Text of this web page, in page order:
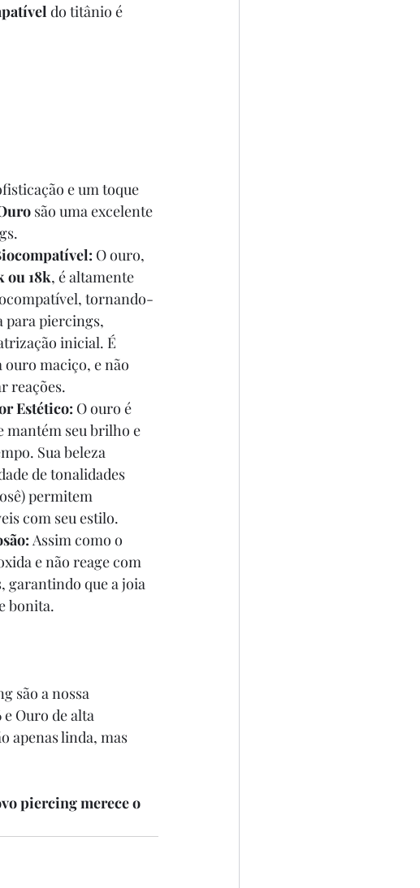
do titânio é
e um toque
são uma excelente
O ouro,
ou 18k, é altamente
tornando-
para piercings,
inicial. É
maciço, e não
reações.
Estético: O ouro é
mantém seu brilho e
Sua beleza
de tonalidades
permitem
com seu estilo.
Assim como o
e não reage com
garantindo que a joia
bonita.
são a nossa
Ouro de alta
apenas linda, mas
piercing merece o